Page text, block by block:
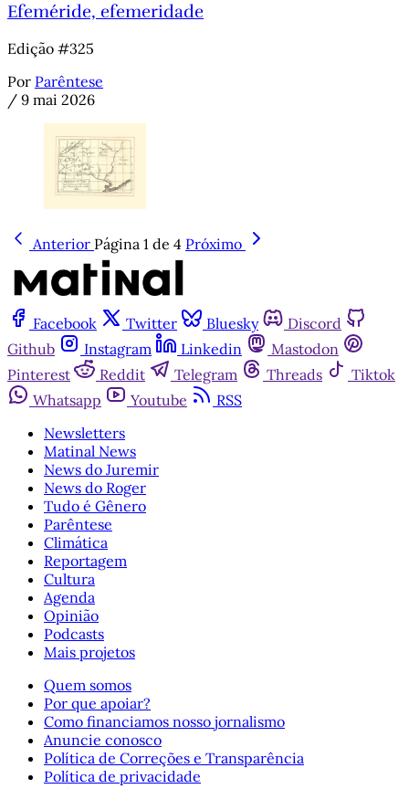
Efeméride, efemeridade
Edição #325
Por Parêntese
/ 9 mai 2026
Anterior Página 1 de 4 Próximo
Facebook Twitter Bluesky
Discord
Github
Instagram Linkedin
Mastodon
Pinterest
Reddit Telegram Threads
Tiktok
Whatsapp
Youtube
RSS
Newsletters
Matinal News
News do Juremir
News do Roger
Tudo é Gênero
Parêntese
Climática
Reportagem
Cultura
Agenda
Opinião
Podcasts
Mais projetos
Quem somos
Por que apoiar?
Como financiamos nosso jornalismo
Anuncie conosco
Política de Correções e Transparência
Política de privacidade